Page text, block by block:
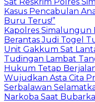
Kasus Pencabulan
Buru Terus!”
Kapolres Simalungun
Berantas Judi Togel
Unit Gakkum Sat
Tudingan Lambat
Hukum Tetap
Wujudkan Asta Cita
Serbalawan
Narkoba Saat